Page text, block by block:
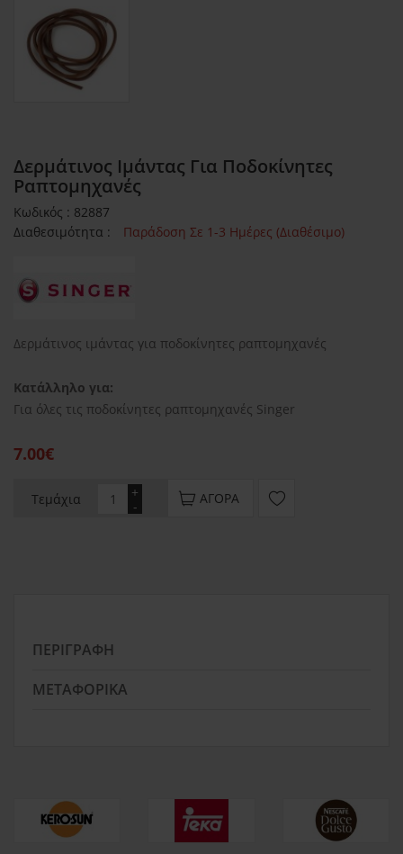
Δερμάτινος Ιμάντας Για Ποδοκίνητες
Ραπτομηχανές
Κωδικός : 82887
Διαθεσιμότητα :
Παράδοση Σε 1-3 Ημέρες (Διαθέσιμο)
Δερμάτινος ιμάντας για ποδοκίνητες ραπτομηχανές
Κατάλληλο για:
Για όλες τις ποδοκίνητες ραπτομηχανές Singer
7.00€
Τεμάχια -
+ ΑΓΟΡΆ
ΠΕΡΙΓΡΑΦΉ
ΜΕΤΑΦΟΡΙΚΆ